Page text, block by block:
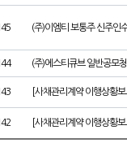
(주)이엠티 보통주 신주인
(주)에스티큐브 일반공모
[사채관리계약 이행상황
[사채관리계약 이행상황